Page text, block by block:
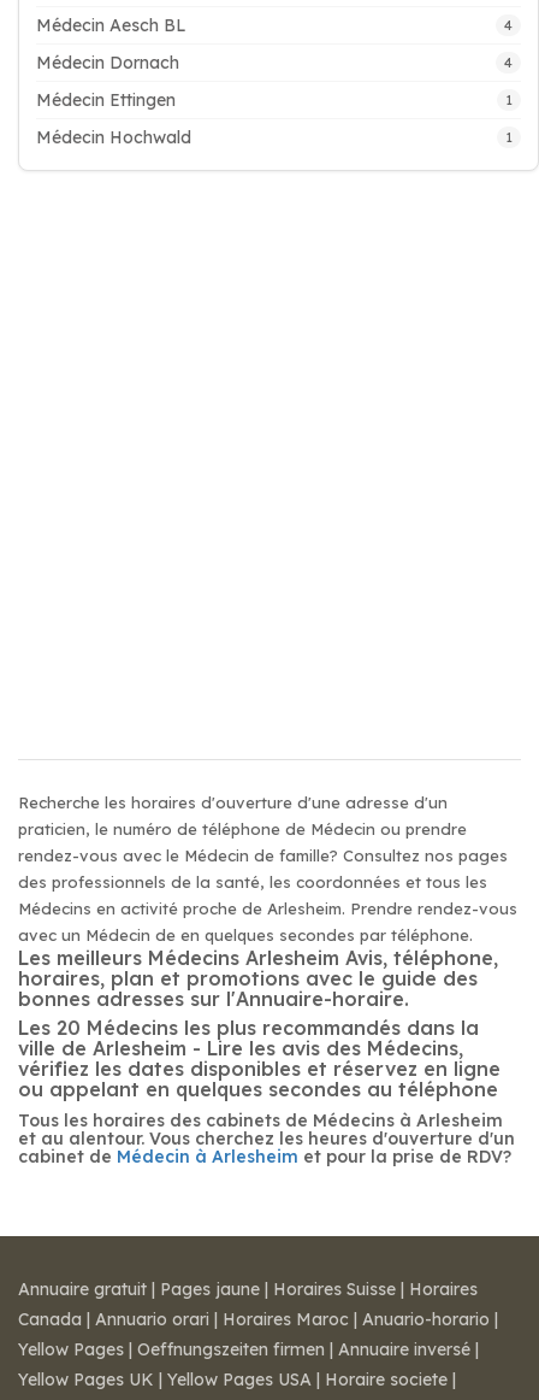
Médecin Aesch BL 4
Médecin Dornach 4
Médecin Ettingen 1
Médecin Hochwald 1
Recherche les horaires d'ouverture d'une adresse d'un
praticien, le numéro de téléphone de Médecin ou prendre
rendez-vous avec le Médecin de famille? Consultez nos pages
des professionnels de la santé, les coordonnées et tous les
Médecins en activité proche de Arlesheim. Prendre rendez-vous
avec un Médecin de en quelques secondes par téléphone.
Les meilleurs Médecins Arlesheim Avis, téléphone,
horaires, plan et promotions avec le guide des
bonnes adresses sur l'Annuaire-horaire.
Les 20 Médecins les plus recommandés dans la
ville de Arlesheim - Lire les avis des Médecins,
vérifiez les dates disponibles et réservez en ligne
ou appelant en quelques secondes au téléphone
Tous les horaires des cabinets de Médecins à Arlesheim
et au alentour. Vous cherchez les heures d'ouverture d'un
cabinet de Médecin à Arlesheim et pour la prise de RDV?
Annuaire gratuit | Pages jaune | Horaires Suisse | Horaires
Canada | Annuario orari | Horaires Maroc | Anuario-horario |
Yellow Pages | Oeffnungszeiten firmen | Annuaire inversé |
Yellow Pages UK | Yellow Pages USA | Horaire societe |